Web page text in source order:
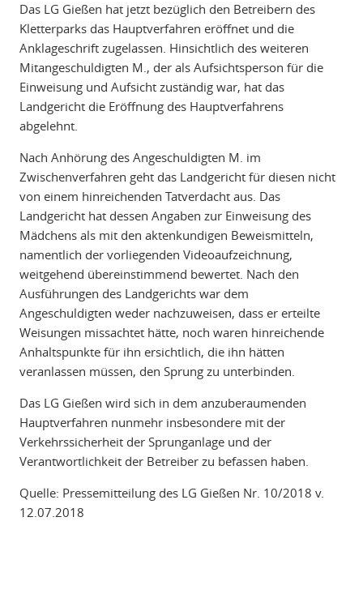
Das LG Gießen hat jetzt bezüglich den Betreibern des
Kletterparks das Hauptverfahren eröffnet und die
Anklageschrift zugelassen. Hinsichtlich des weiteren
Mitangeschuldigten M., der als Aufsichtsperson für die
Einweisung und Aufsicht zuständig war, hat das
Landgericht die Eröffnung des Hauptverfahrens
abgelehnt.
Nach Anhörung des Angeschuldigten M. im
Zwischenverfahren geht das Landgericht für diesen nicht
von einem hinreichenden Tatverdacht aus. Das
Landgericht hat dessen Angaben zur Einweisung des
Mädchens als mit den aktenkundigen Beweismitteln,
namentlich der vorliegenden Videoaufzeichnung,
weitgehend übereinstimmend bewertet. Nach den
Ausführungen des Landgerichts war dem
Angeschuldigten weder nachzuweisen, dass er erteilte
Weisungen missachtet hätte, noch waren hinreichende
Anhaltspunkte für ihn ersichtlich, die ihn hätten
veranlassen müssen, den Sprung zu unterbinden.
Das LG Gießen wird sich in dem anzuberaumenden
Hauptverfahren nunmehr insbesondere mit der
Verkehrssicherheit der Sprunganlage und der
Verantwortlichkeit der Betreiber zu befassen haben.
Quelle: Pressemitteilung des LG Gießen Nr. 10/2018 v.
12.07.2018